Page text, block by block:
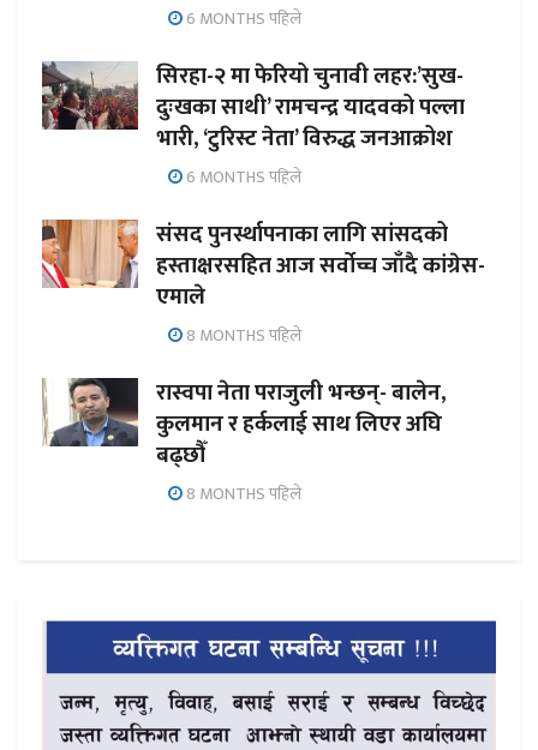
6 MONTHS पहिले
सिरहा-२ मा फेरियो चुनावी लहर:’सुख-
दुःखका साथी’ रामचन्द्र यादवको पल्ला
भारी, ‘टुरिस्ट नेता’ विरुद्ध जनआक्रोश
6 MONTHS पहिले
संसद पुनर्स्थापनाका लागि सांसदको
हस्ताक्षरसहित आज सर्वोच्च जाँदै कांग्रेस-
एमाले
8 MONTHS पहिले
रास्वपा नेता पराजुली भन्छन्- बालेन,
कुलमान र हर्कलाई साथ लिएर अघि
बढ्छौँ
8 MONTHS पहिले